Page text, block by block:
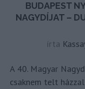
BUDAPEST
NAGYDÍJAT –
írta
A 40. Magyar
csaknem telt